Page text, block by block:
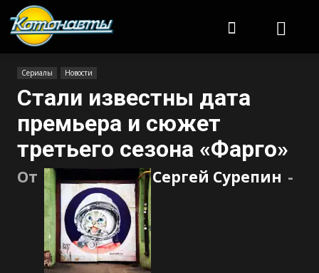
Сериалы Новости
Стали известны дата
премьера и сюжет
третьего сезона «Фарго»
От Сергей Сурепин -